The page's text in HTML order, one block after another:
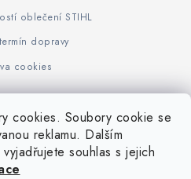
cookies. Soubory cookie se
reklamu. Dalším
souhlas s jejich
oblečení STIHL
dopravy
cookies
STIHL STIHL Timbersport